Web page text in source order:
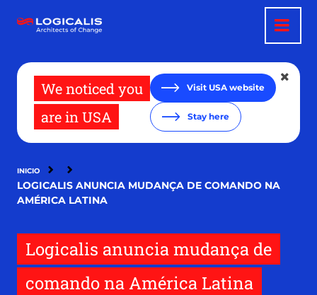
contenido
We noticed you
are in USA
Visit USA website
Stay here
INICIO
LOGICALIS ANUNCIA MUDANÇA DE COMANDO NA
AMÉRICA LATINA
Logicalis anuncia mudança de
comando na América Latina